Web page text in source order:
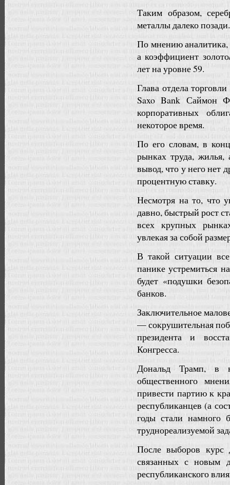
Таким образом,
металлы далеко позади.
По мнению аналитика,
а коэффициент
лет на уровне 59.
Глава отдела
Saxo Bank Саймон
корпоративных
некоторое время.
По его словам, в
рынках труда, жилья,
вывод, что у него нет
процентную ставку.
Несмотря на то, что
давно, быстрый рост
всех крупных
увлекая за собой
В такой ситуации
панике устремиться
будет «подушки
банков.
Заключительное
— сокрушительная
президента и
Конгресса.
Дональд Трамп, в
общественного
привести партию к
республиканцев (а
годы стали намного
труднореализуемой
После выборов курс
связанных с новым
республиканского